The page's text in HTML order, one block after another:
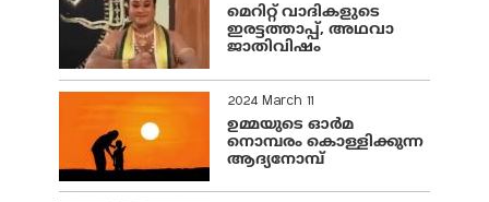
മെറിറ്റ് വാദികളുടെ
ഇരട്ടത്താപ്പ്, അഥവാ
ജാതിവിഷം
2024 March 11
ഉമ്മയുടെ ഓർമ
നൊമ്പരം കൊള്ളിക്കുന്ന
ആദ്യനോമ്പ്